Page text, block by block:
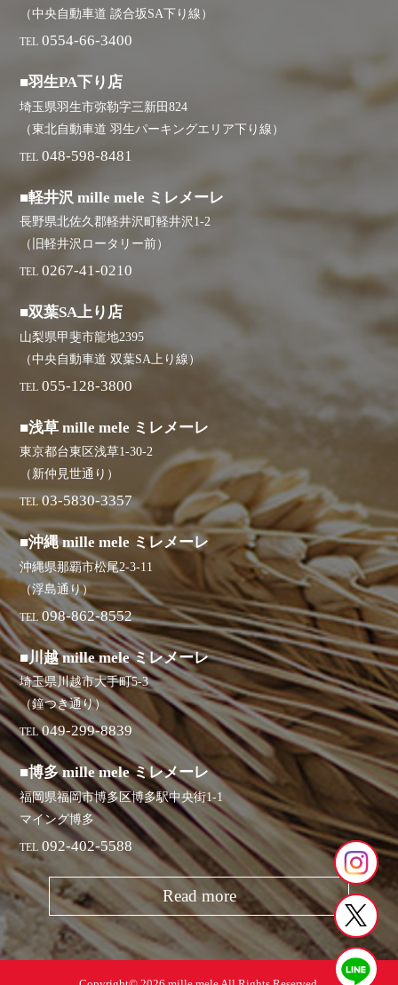
（中央自動車道 談合坂SA下り線）
TEL 0554-66-3400
■羽生PA下り店
埼玉県羽生市弥勒字三新田824
（東北自動車道 羽生パーキングエリア下り線）
TEL 048-598-8481
■軽井沢 mille mele ミレメーレ
長野県北佐久郡軽井沢町軽井沢1-2
（旧軽井沢ロータリー前）
TEL 0267-41-0210
■双葉SA上り店
山梨県甲斐市龍地2395
（中央自動車道 双葉SA上り線）
TEL 055-128-3800
■浅草 mille mele ミレメーレ
東京都台東区浅草1-30-2
（新仲見世通り）
TEL 03-5830-3357
■沖縄 mille mele ミレメーレ
沖縄県那覇市松尾2-3-11
（浮島通り）
TEL 098-862-8552
■川越 mille mele ミレメーレ
埼玉県川越市大手町5-3
（鐘つき通り）
TEL 049-299-8839
■博多 mille mele ミレメーレ
福岡県福岡市博多区博多駅中央街1-1
マイング博多
TEL 092-402-5588
Read more